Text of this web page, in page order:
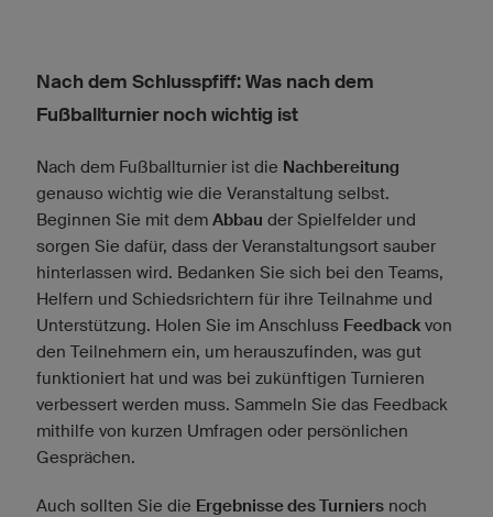
Nach dem Schlusspfiff: Was nach dem
Fußballturnier noch wichtig ist
Nach dem Fußballturnier ist die Nachbereitung
genauso wichtig wie die Veranstaltung selbst.
Beginnen Sie mit dem Abbau der Spielfelder und
sorgen Sie dafür, dass der Veranstaltungsort sauber
hinterlassen wird. Bedanken Sie sich bei den Teams,
Helfern und Schiedsrichtern für ihre Teilnahme und
Unterstützung. Holen Sie im Anschluss Feedback von
den Teilnehmern ein, um herauszufinden, was gut
funktioniert hat und was bei zukünftigen Turnieren
verbessert werden muss. Sammeln Sie das Feedback
mithilfe von kurzen Umfragen oder persönlichen
Gesprächen.
Auch sollten Sie die Ergebnisse des Turniers noch